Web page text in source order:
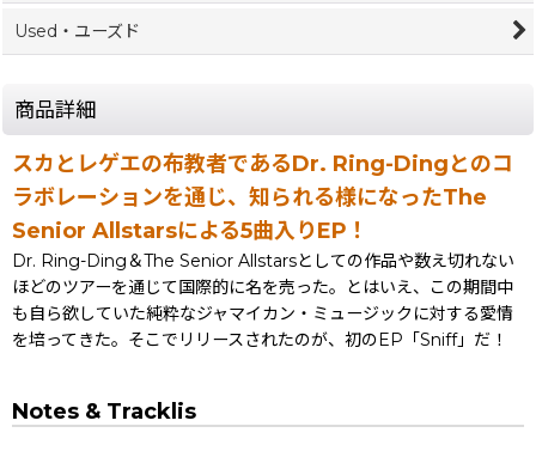
Used・ユーズド
商品詳細
スカとレゲエの布教者であるDr. Ring-Dingとのコ
ラボレーションを通じ、知られる様になったThe
Senior Allstarsによる5曲入りEP！
Dr. Ring-Ding＆The Senior Allstarsとしての作品や数え切れない
ほどのツアーを通じて国際的に名を売った。とはいえ、この期間中
も自ら欲していた純粋なジャマイカン・ミュージックに対する愛情
を培ってきた。そこでリリースされたのが、初のEP「Sniff」だ！
Notes & Tracklis